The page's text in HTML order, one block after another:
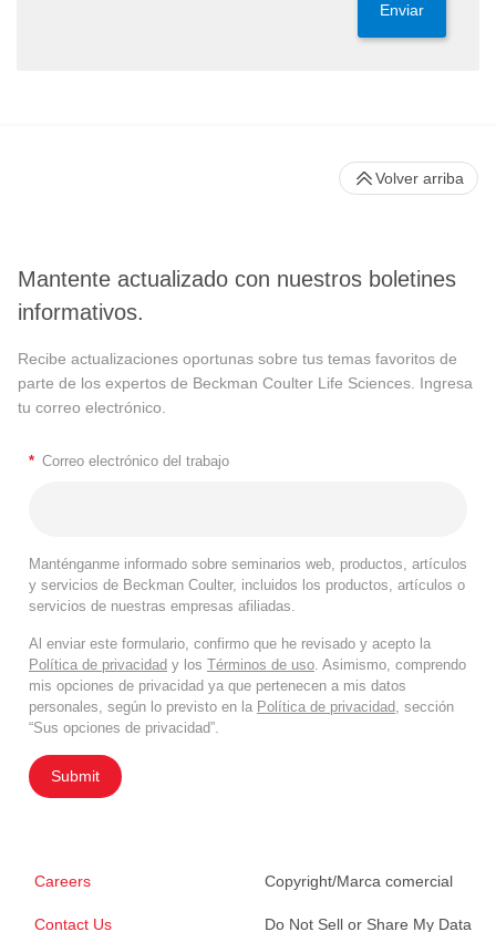
Enviar
Mantente actualizado con nuestros boletines
informativos.
Recibe actualizaciones oportunas sobre tus temas favoritos de
parte de los expertos de Beckman Coulter Life Sciences. Ingresa
tu correo electrónico.
* Correo electrónico del trabajo
Manténganme informado sobre seminarios web, productos, artículos
y servicios de Beckman Coulter, incluidos los productos, artículos o
servicios de nuestras empresas afiliadas.
Al enviar este formulario, confirmo que he revisado y acepto la
Política de privacidad y los Términos de uso . Asimismo, comprendo
mis opciones de privacidad ya que pertenecen a mis datos
personales, según lo previsto en la Política de privacidad , sección
“Sus opciones de privacidad”.
Submit
Careers
Contact Us
Copyright/Marca comercial
Do Not Sell or Share My Data
Volver arriba